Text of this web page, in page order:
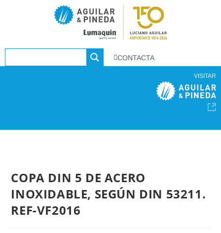
CONTACTA
VISITAR
COPA DIN 5 DE ACERO
INOXIDABLE, SEGÚN DIN 53211.
REF-VF2016